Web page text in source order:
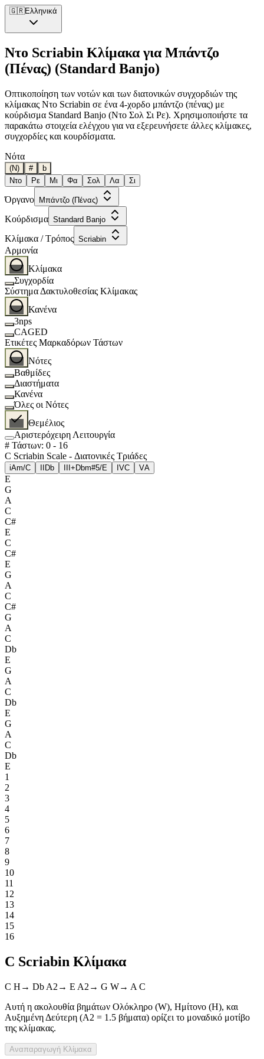
🇬🇷Ελληνικά
Ντο Scriabin Κλίμακα για Μπάντζο
(Πένας) (Standard Banjo)
Οπτικοποίηση των νοτών και των διατονικών συγχορδιών της
κλίμακας Ντο Scriabin σε ένα 4-χορδο μπάντζο (πένας) με
κούρδισμα Standard Banjo (Ντο Σολ Σι Ρε). Χρησιμοποιήστε τα
παρακάτω στοιχεία ελέγχου για να εξερευνήσετε άλλες κλίμακες,
συγχορδίες και κουρδίσματα.
Νότα
(N) #
b
Ντο
Ρε Μι Φα Σολ Λα Σι
Όργανο Μπάντζο (Πένας)
Κούρδισμα Standard Banjo
Κλίμακα / Τρόπος Scriabin
Αρμονία
Κλίμακα
Συγχορδία
Σύστημα Δακτυλοθεσίας Κλίμακας
Κανένα
3nps
CAGED
Ετικέτες Μαρκαδόρων Τάστων
Νότες
Βαθμίδες
Διαστήματα
Κανένα
Όλες οι Νότες
Θεμέλιος
Αριστερόχειρη Λειτουργία
# Τάστων: 0 - 16
C Scriabin Scale - Διατονικές Τριάδες
iAm/C Db III+ Dbm#5/E IVC VA
E
G
A
C
C#
E
C
C#
E
G
A
C
C#
G
A
C
Db
E
G
A
C
Db
E
G
A
C
Db
E
1
2
3
4
5
6
7
8
9
10
11
12
13
14
15
16
C Scriabin Κλίμακα
C H → Db A2 → E A2 → G W→ A C
Αυτή η ακολουθία βημάτων Ολόκληρο (W), Ημίτονο (H), και
Αυξημένη Δεύτερη (A2 = 1.5 βήματα) ορίζει το μοναδικό μοτίβο
της κλίμακας.
Αναπαραγωγή Κλίμακα